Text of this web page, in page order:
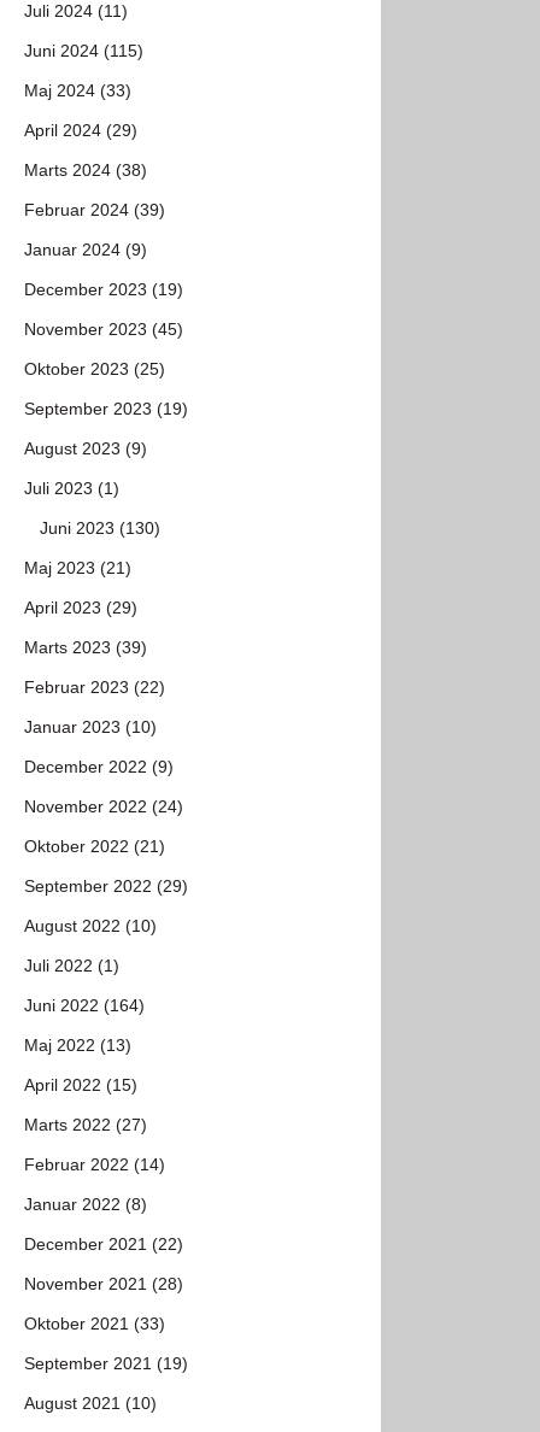
Juli 2024 (11)
Juni 2024 (115)
Maj 2024 (33)
April 2024 (29)
Marts 2024 (38)
Februar 2024 (39)
Januar 2024 (9)
December 2023 (19)
November 2023 (45)
Oktober 2023 (25)
September 2023 (19)
August 2023 (9)
Juli 2023 (1)
Juni 2023 (130)
Maj 2023 (21)
April 2023 (29)
Marts 2023 (39)
Februar 2023 (22)
Januar 2023 (10)
December 2022 (9)
November 2022 (24)
Oktober 2022 (21)
September 2022 (29)
August 2022 (10)
Juli 2022 (1)
Juni 2022 (164)
Maj 2022 (13)
April 2022 (15)
Marts 2022 (27)
Februar 2022 (14)
Januar 2022 (8)
December 2021 (22)
November 2021 (28)
Oktober 2021 (33)
September 2021 (19)
August 2021 (10)